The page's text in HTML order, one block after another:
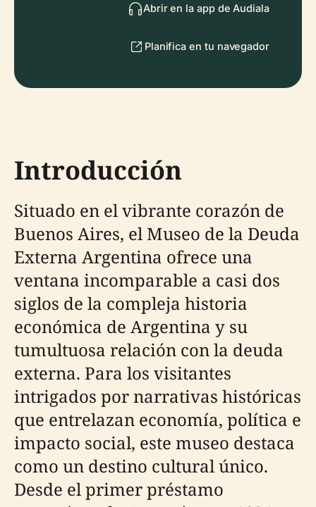
Abrir en la app de Audiala
Planifica en tu navegador
Introducción
Situado en el vibrante corazón de
Buenos Aires, el Museo de la Deuda
Externa Argentina ofrece una
ventana incomparable a casi dos
siglos de la compleja historia
económica de Argentina y su
tumultuosa relación con la deuda
externa. Para los visitantes
intrigados por narrativas históricas
que entrelazan economía, política e
impacto social, este museo destaca
como un destino cultural único.
Desde el primer préstamo